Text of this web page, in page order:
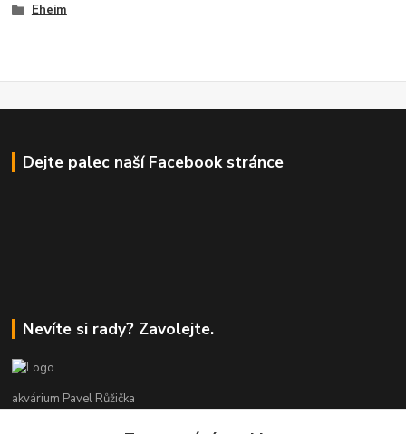
Eheim
Dejte palec naší Facebook stránce
Nevíte si rady? Zavolejte.
akvárium Pavel Růžička